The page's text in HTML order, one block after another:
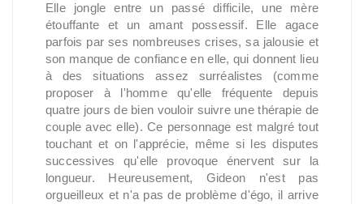
Elle jongle entre un passé difficile, une mère
étouffante et un amant possessif. Elle agace
parfois par ses nombreuses crises, sa jalousie et
son manque de confiance en elle, qui donnent lieu
à des situations assez surréalistes (comme
proposer à l'homme qu'elle fréquente depuis
quatre jours de bien vouloir suivre une thérapie de
couple avec elle). Ce personnage est malgré tout
touchant et on l'apprécie, même si les disputes
successives qu'elle provoque énervent sur la
longueur. Heureusement, Gideon n'est pas
orgueilleux et n'a pas de problème d'égo, il arrive